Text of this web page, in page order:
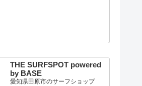
THE SURFSPOT powered